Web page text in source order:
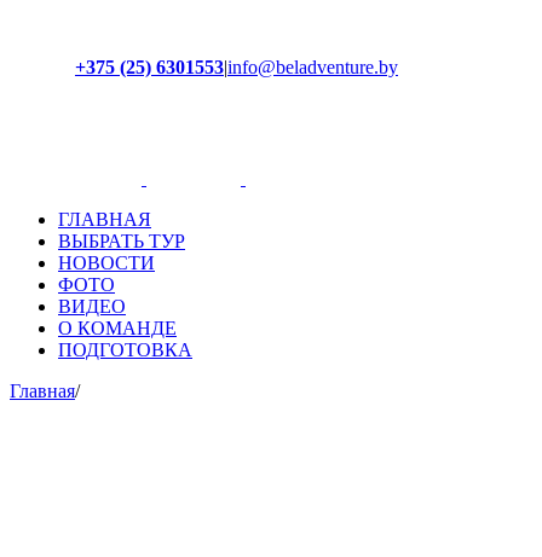
+375 (25) 6301553|info@beladventure.by
ГЛАВНАЯ
ВЫБРАТЬ ТУР
НОВОСТИ
ФОТО
ВИДЕО
О КОМАНДЕ
ПОДГОТОВКА
Главная/